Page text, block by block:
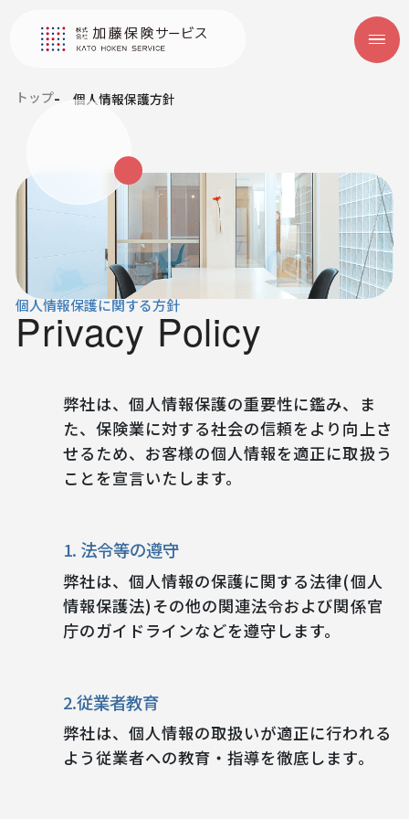
トップ 個人情報保護方針
個人情報保護に関する方針
Privacy Policy
弊社は、個人情報保護の重要性に鑑み、ま
た、保険業に対する社会の信頼をより向上さ
せるため、お客様の個人情報を適正に取扱う
ことを宣言いたします。
1. 法令等の遵守
弊社は、個人情報の保護に関する法律(個人
情報保護法)その他の関連法令および関係官
庁のガイドラインなどを遵守します。
2.従業者教育
弊社は、個人情報の取扱いが適正に行われる
よう従業者への教育・指導を徹底します。